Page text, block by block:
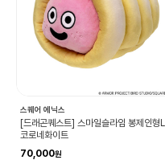
스퀘어 에닉스
[드래곤퀘스트] 스마일슬라임 봉제인형L
코로네화이트
70,000